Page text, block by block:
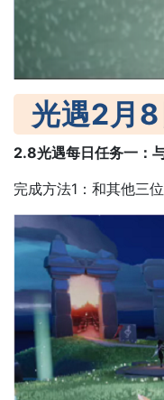
光遇2月
2.8光遇每日任务一：
完成方法1：和其他三